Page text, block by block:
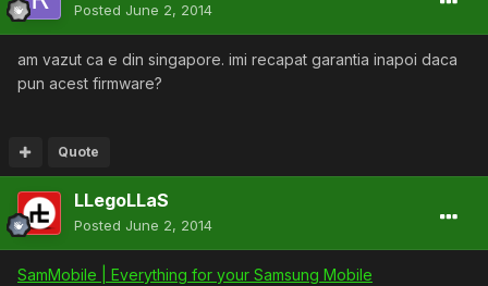
Posted June 2, 2014
am vazut ca e din singapore. imi recapat garantia inapoi daca
pun acest firmware?
Quote
LLegoLLaS
Posted June 2, 2014
SamMobile | Everything for your Samsung Mobile